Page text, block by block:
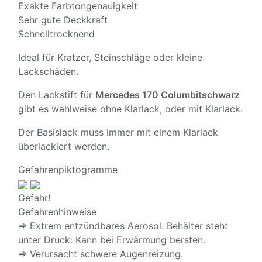
Exakte Farbtongenauigkeit
Sehr gute Deckkraft
Schnelltrocknend
Ideal für Kratzer, Steinschläge oder kleine
Lackschäden.
Den Lackstift für Mercedes 170 Columbitschwarz
gibt es wahlweise ohne Klarlack, oder mit Klarlack.
Der Basislack muss immer mit einem Klarlack
überlackiert werden.
Gefahrenpiktogramme
Gefahr!
Gefahrenhinweise
⇒ Extrem entzündbares Aerosol. Behälter steht
unter Druck: Kann bei Erwärmung bersten.
⇒ Verursacht schwere Augenreizung.